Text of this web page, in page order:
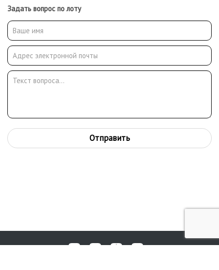
собраниях. Персональные выставки художницы несколько раз
проходили в России и во Франции.
Задать вопрос по лоту
Отправить